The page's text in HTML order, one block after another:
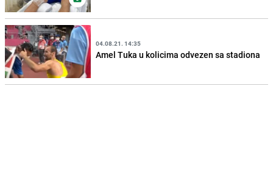
04.08.21. 14:35
Amel Tuka u kolicima odvezen sa stadiona